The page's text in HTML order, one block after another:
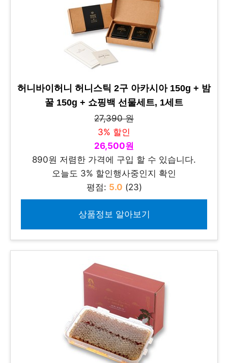
허니바이허니 허니스틱 2구 아카시아 150g + 밤
꿀 150g + 쇼핑백 선물세트, 1세트
27,390 원
3% 할인
26,500원
890원 저렴한 가격에 구입 할 수 있습니다.
오늘도 3% 할인행사중인지 확인
평점: 5.0 (23)
상품정보 알아보기